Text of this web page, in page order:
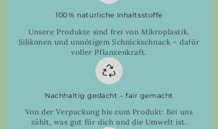
100 % natürliche Inhaltsstoffe
Unsere Produkte sind frei von Mikroplastik,
Silikonen und unnötigem Schnickschnack – dafür
voller Pflanzenkraft.
Nachhaltig gedacht – fair gemacht
Von der Verpackung bis zum Produkt: Bei uns
zählt, was gut für dich und die Umwelt ist.